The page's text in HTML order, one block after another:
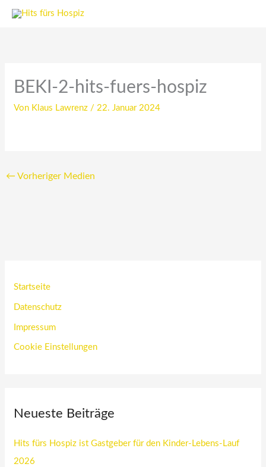
Zum
BEKI-2-hits-fuers-hospiz
Von Klaus Lawrenz / 22. Januar 2024
← Vorheriger Medien
Startseite
Datenschutz
Impressum
Cookie Einstellungen
Neueste Beiträge
Hits fürs Hospiz ist Gastgeber für den Kinder-Lebens-Lauf
2026